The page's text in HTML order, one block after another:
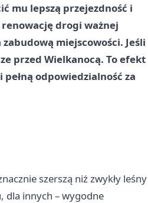
mu lepszą przejezdność i
renowację drogi ważnej
miejscowości. Jeśli
przed Wielkanocą. To efekt
odpowiedzialność za
szerszą niż zwykły leśny
dla innych – wygodne